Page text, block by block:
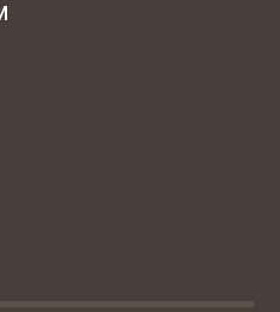
препаратів ТОВ